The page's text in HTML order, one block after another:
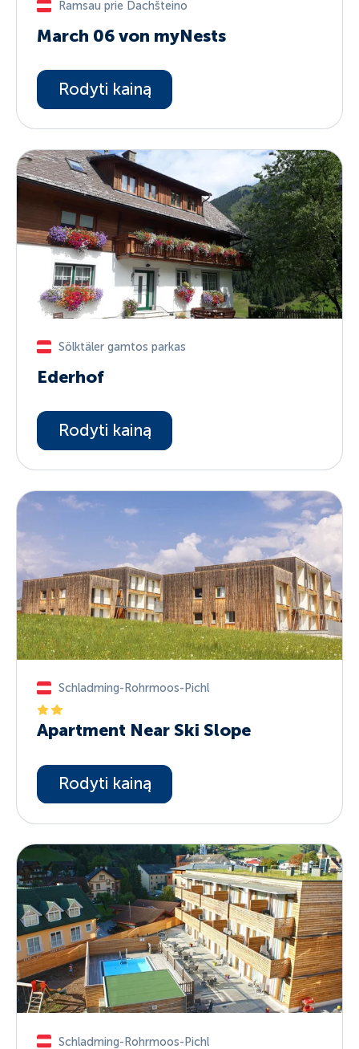
Ramsau prie Dachšteino
March 06 von myNests
Rodyti kainą
Sölktäler gamtos parkas
Ederhof
Rodyti kainą
Schladming-Rohrmoos-Pichl
Apartment Near Ski Slope
Rodyti kainą
Schladming-Rohrmoos-Pichl